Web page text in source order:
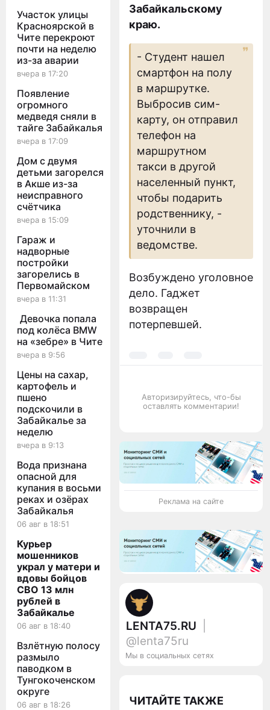
Участок улицы
Красноярской в
Чите перекроют
почти на неделю
из-за аварии
вчера в 17:20
Появление
огромного
медведя сняли в
тайге Забайкалья
вчера в 17:09
Дом с двумя
детьми загорелся
в Акше из-за
неисправного
счётчика
вчера в 15:09
Гараж и
надворные
постройки
загорелись в
Первомайском
вчера в 11:31
Девочка попала
под колёса BMW
на «зебре» в Чите
вчера в 9:56
Цены на сахар,
картофель и
пшено
подскочили в
Забайкалье за
неделю
вчера в 9:13
Вода признана
опасной для
купания в восьми
реках и озёрах
Забайкалья
06 авг в 18:51
Курьер
мошенников
украл у матери и
вдовы бойцов
СВО 13 млн
рублей в
Забайкалье
06 авг в 18:40
Взлётную полосу
размыло
паводком в
Тунгокоченском
округе
06 авг в 18:26
Забайкальскому
краю.
- Студент нашел
смартфон на полу
в маршрутке.
Выбросив сим-
карту, он отправил
телефон на
маршрутном
такси в другой
населенный пункт,
чтобы подарить
родственнику, -
уточнили в
ведомстве.
Возбуждено уголовное
дело. Гаджет
возвращен
потерпевшей.
Авторизируйтесь, что-бы
оставлять комментарии!
Реклама на сайте
LENTA75.RU
@lenta75ru
Мы в социальных сетях
ЧИТАЙТЕ ТАКЖЕ